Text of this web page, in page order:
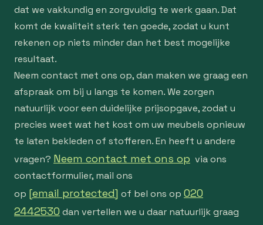
dat we vakkundig en zorgvuldig te werk gaan. Dat
komt de kwaliteit sterk ten goede, zodat u kunt
rekenen op niets minder dan het best mogelijke
resultaat.
Neem contact met ons op, dan maken we graag een
afspraak om bij u langs te komen. We zorgen
natuurlijk voor een duidelijke prijsopgave, zodat u
precies weet wat het kost om uw meubels opnieuw
te laten bekleden of stofferen. En heeft u andere
vragen? Neem contact met ons op via ons
contactformulier, mail ons
op [email protected] of bel ons op 020
2442530 dan vertellen we u daar natuurlijk graag